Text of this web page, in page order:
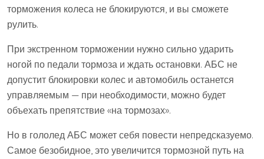
торможения колеса не блокируются, и вы сможете
рулить.
При экстренном торможении нужно сильно ударить
ногой по педали тормоза и ждать остановки. АБС не
допустит блокировки колес и автомобиль останется
управляемым — при необходимости, можно будет
объехать препятствие «на тормозах».
Но в гололед АБС может себя повести непредсказуемо.
Самое безобидное, это увеличится тормозной путь на